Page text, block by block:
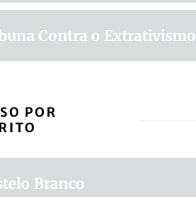
Contra o Extrativismo
POR
Branco